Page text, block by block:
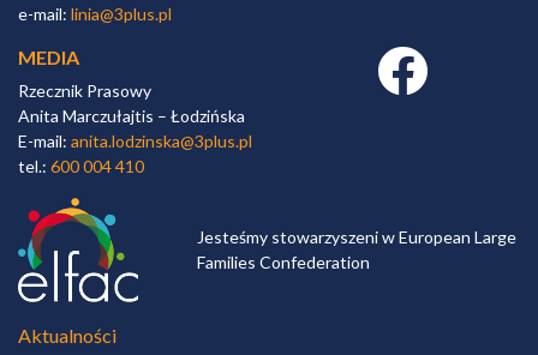
e-mail: linia@3plus.pl
MEDIA
Rzecznik Prasowy
Anita Marczułajtis – Łodzińska
E-mail: anita.lodzinska@3plus.pl
tel.: 600 004 410
Facebook link
Jesteśmy stowarzyszeni w European Large
Families Confederation
Aktualności